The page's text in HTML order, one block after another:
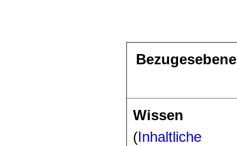
Bezugesebene
Wissen
(Inhaltliche